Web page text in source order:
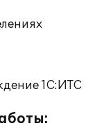
1С:ИТС